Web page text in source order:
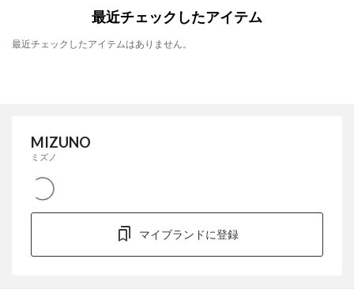
最近チェックしたアイテム
最近チェックしたアイテムはありません。
MIZUNO
ミズノ
マイブランドに登録